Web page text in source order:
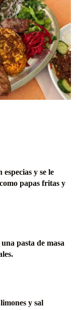
y se le
papas fritas y
pasta de masa
y sal